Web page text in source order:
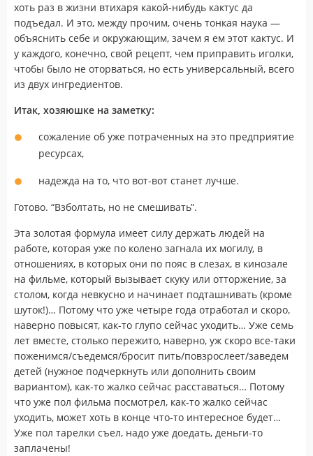
хоть раз в жизни втихаря какой-нибудь кактус да
подъедал. И это, между прочим, очень тонкая наука —
объяснить себе и окружающим, зачем я ем этот кактус. И
у каждого, конечно, свой рецепт, чем приправить иголки,
чтобы было не оторваться, но есть универсальный, всего
из двух ингредиентов.
Итак, хозяюшке на заметку:
сожаление об уже потраченных на это предприятие
ресурсах,
надежда на то, что вот-вот станет лучше.
Готово. “Взболтать, но не смешивать”.
Эта золотая формула имеет силу держать людей на
работе, которая уже по колено загнала их могилу, в
отношениях, в которых они по пояс в слезах, в кинозале
на фильме, который вызывает скуку или отторжение, за
столом, когда невкусно и начинает подташнивать (кроме
шуток!)… Потому что уже четыре года отработал и скоро,
наверно повысят, как-то глупо сейчас уходить… Уже семь
лет вместе, столько пережито, наверно, уж скоро все-таки
поженимся/съедемся/бросит пить/повзрослеет/заведем
детей (нужное подчеркнуть или дополнить своим
вариантом), как-то жалко сейчас расставаться… Потому
что уже пол фильма посмотрел, как-то жалко сейчас
уходить, может хоть в конце что-то интересное будет…
Уже пол тарелки съел, надо уже доедать, деньги-то
заплачены!